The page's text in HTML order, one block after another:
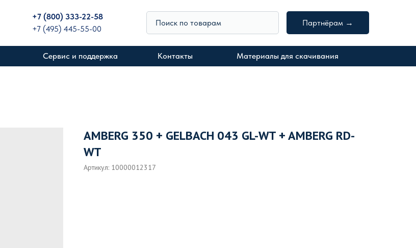
Партнёрам →
Материалы для скачивания
Сервис и поддержка Контакты
+7 (800) 333-22-58
+7 (495) 445-55-00
Поиск по товарам
AMBERG 350 + GELBACH 043 GL-WT + AMBERG RD-
WT
Артикул: 10000012317